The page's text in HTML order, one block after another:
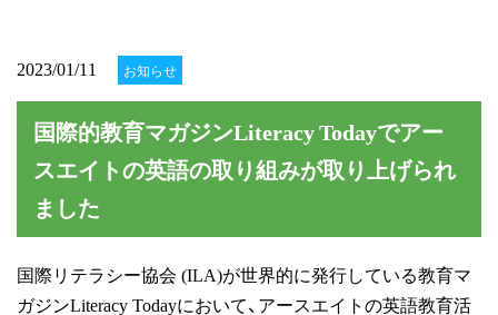
2023/01/11 お知らせ
国際的教育マガジンLiteracy Todayでアー
スエイトの英語の取り組みが取り上げられ
ました
国際リテラシー協会 (ILA)が世界的に発行している教育マ
ガジンLiteracy Todayにおいて、アースエイトの英語教育活